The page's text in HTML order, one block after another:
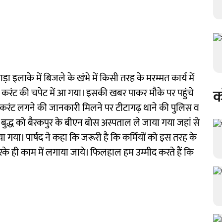
इलाके में बिजले के खंभे में किसी तरह के मरम्मत कार्य में
करंट की चपेट में आ गया। इसकी खबर पाकर मौके पर पहुंचे
करंट लगने की जानकारी मिलने पर टीटागढ़ थाने की पुलिस व
को बैरकपुर के बीएन बोस अस्पताल ले जाया गया जहां से
पार्षद ने कहा कि जरूरी है कि कर्मियों को इस तरह के
ही काम में लगाया जाये। फिलहाल हम उम्मीद करते हैं कि